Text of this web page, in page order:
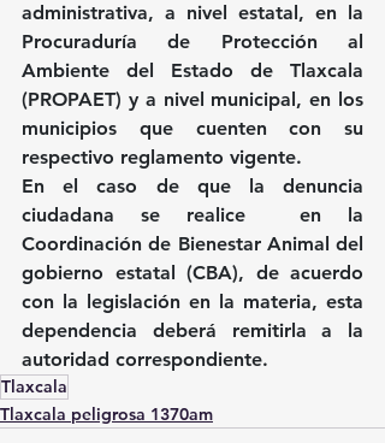
administrativa, a nivel estatal, en la
Procuraduría de Protección al
Ambiente del Estado de Tlaxcala
(PROPAET) y a nivel municipal, en los
municipios que cuenten con su
respectivo reglamento vigente.
En el caso de que la denuncia
ciudadana se realice  en la
Coordinación de Bienestar Animal del
gobierno estatal (CBA), de acuerdo
con la legislación en la materia, esta
dependencia deberá remitirla a la
autoridad correspondiente.
Tlaxcala
Tlaxcala peligrosa 1370am